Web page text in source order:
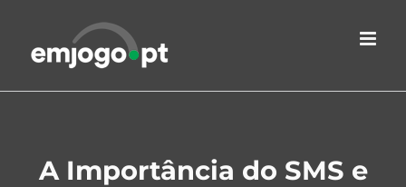
content
A Importância do SMS e